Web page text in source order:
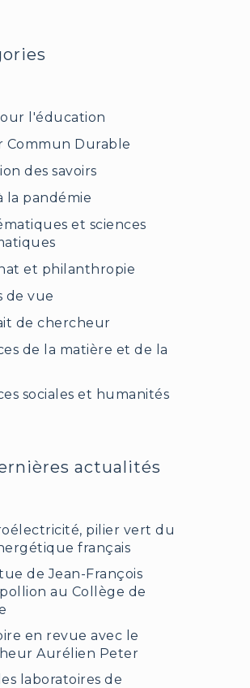
l'éducation
Commun Durable
des savoirs
la pandémie
et sciences
et philanthropie
de vue
de chercheur
de la matière et de la
sociales et humanités
actualités
pilier vert du
français
de Jean-François
au Collège de
en revue avec le
Aurélien Peter
laboratoires de